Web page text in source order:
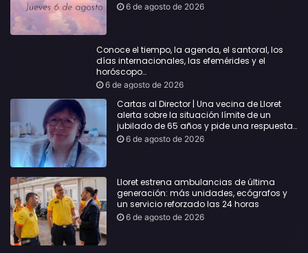
6 de agosto de 2026
Conoce el tiempo, la agenda, el santoral, los
días internacionales, las efemérides y el
horóscopo…
6 de agosto de 2026
Cartas al Director | Una vecina de Lloret
alerta sobre la situación límite de un
jubilado de 65 años y pide una respuesta
urgente
6 de agosto de 2026
Lloret estrena ambulancias de última
generación: más unidades, ecógrafos y
un servicio reforzado las 24 horas
6 de agosto de 2026